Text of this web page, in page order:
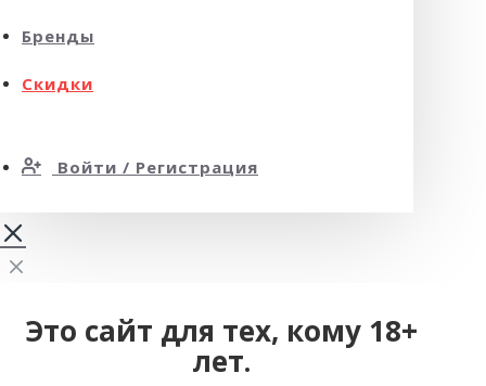
Бренды
Скидки
Войти / Регистрация
Это сайт для тех, кому 18+
лет.